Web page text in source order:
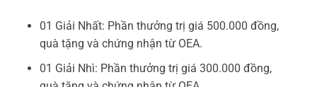
01 Giải Nhất: Phần thưởng trị giá 500.000 đồng,
quà tặng và chứng nhận từ OEA.
01 Giải Nhì: Phần thưởng trị giá 300.000 đồng,